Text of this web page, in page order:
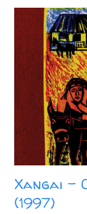
nas graças de
Nana Caymmi.
quebras de
originalidade
de “Serrado”
para ficar." Faixas:
05. Numa Esquina
Xangai -
(1997)